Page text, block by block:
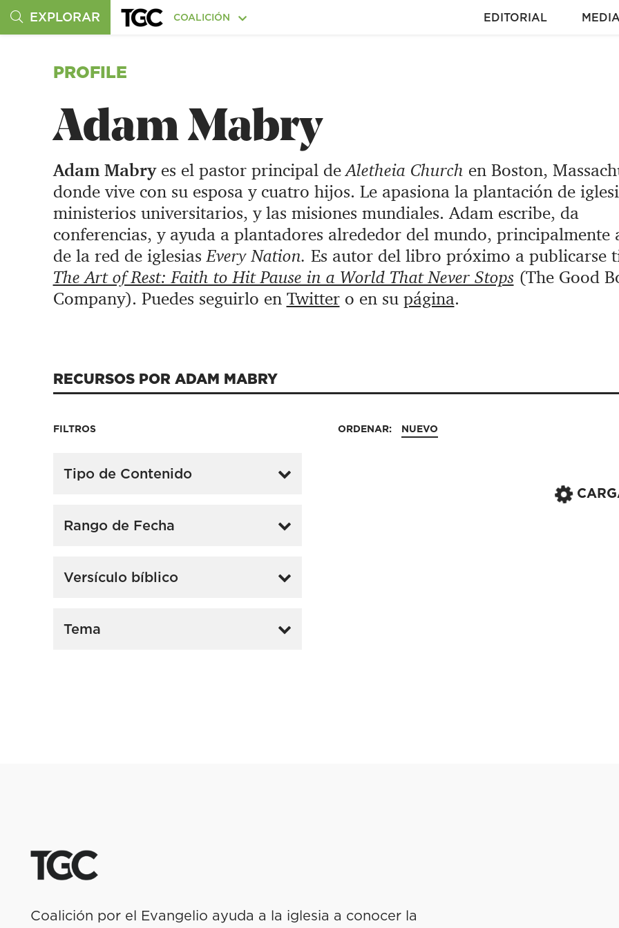
EXPLORAR COALICIÓN EDITORIAL
PROFILE
Adam Mabry
Adam Mabry es el pastor principal deAletheia Church en Boston,
donde vive con su esposa y cuatro hijos. Le apasiona la plantación de
ministerios universitarios, y las misiones mundiales. Adam escribe, da
conferencias, y ayuda a plantadores alrededor del mundo, principalmente
de la red de iglesiasEvery Nation. Es autor del libro próximo a publicarse
The Art of Rest: Faith to Hit Pause in a World That Never Stops (The Good
Company). Puedes seguirlo en Twittero en su página.
RECURSOS POR ADAM MABRY
FILTROS
Tipo de Contenido
Rango de Fecha
Versículo bíblico
Tema
ORDENAR: NUEVO
Coalición por el Evangelio ayuda a la iglesia a conocer la